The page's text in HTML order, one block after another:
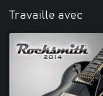
Travaille avec